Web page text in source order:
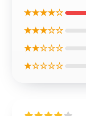
★★★★☆
★★★☆☆
★★☆☆☆
★☆☆☆☆